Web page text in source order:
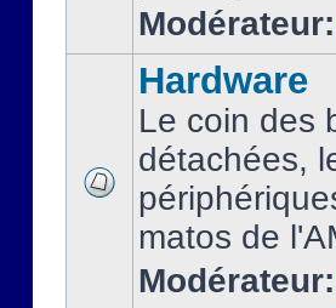
Modérateur:
Hardware
Le coin des
détachées,
matos de
Modérateur: